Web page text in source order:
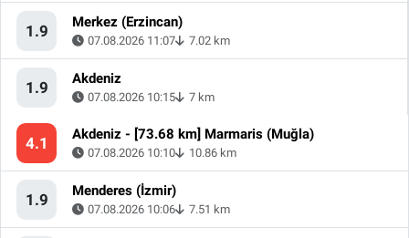
1.9 Merkez (Erzincan)
07.08.2026 11:07 7.02 km
1.9 Akdeniz
07.08.2026 10:15 7 km
4.1 Akdeniz - [73.68 km] Marmaris (Muğla)
07.08.2026 10:10 10.86 km
1.9 Menderes (İzmir)
07.08.2026 10:06 7.51 km